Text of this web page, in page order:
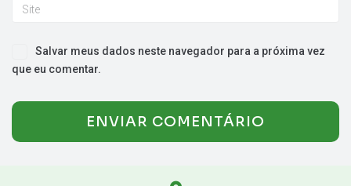
Salvar meus dados neste navegador para a próxima vez
que eu comentar.